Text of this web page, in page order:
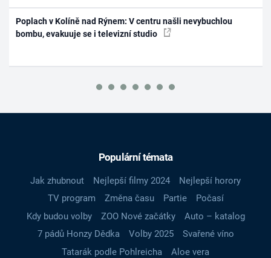
Poplach v Kolíně nad Rýnem: V centru našli nevybuchlou
bombu, evakuuje se i televizní studio
Populární témata
Jak zhubnout Nejlepší filmy 2024
Nejlepší horory
TV program
Změna času Partie
Počasí
Kdy budou volby
ZOO Nové začátky
Auto – katalog
7 pádů Honzy Dědka
Volby 2025
Svařené víno
Tatarák podle Pohlreicha
Aloe vera